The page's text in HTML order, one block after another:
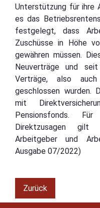
Unterstützung für ihre
es das
festgelegt, dass
Zuschüsse in Höhe
gewähren müssen.
Neuverträge und
Verträge, also
geschlossen wurden.
mit
Pensionsfonds. Für
Direktzusagen gilt
Arbeitgeber und
Ausgabe 07/2022)
Zurück